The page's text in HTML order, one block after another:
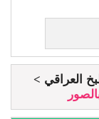
العراقي